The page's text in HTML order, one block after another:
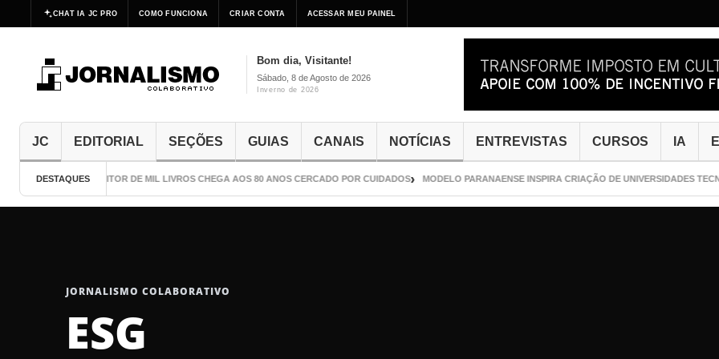
CHAT IA JC PRO COMO FUNCIONA CRIAR CONTA ACESSAR MEU PAINEL
Bom dia, Visitante!
Sábado, 8 de Agosto de 2026
Inverno de 2026
JC EDITORIAL SEÇÕES GUIAS CANAIS NOTÍCIAS ENTREVISTAS CURSOS IA
DESTAQUES
O ESCRITOR DE MIL LIVROS CHEGA AOS 80 ANOS CERCADO POR CUIDADOS MODELO PARANAENSE INSPIRA CRIAÇÃO DE UNIVERSIDADES
JORNALISMO COLABORATIVO
ESG